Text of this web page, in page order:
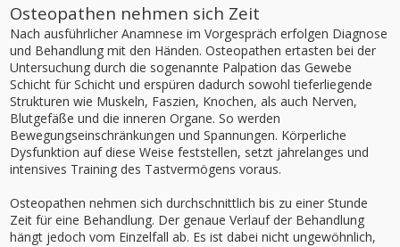
Osteopathen nehmen sich Zeit
Nach ausführlicher Anamnese im Vorgespräch erfolgen Diagnose
und Behandlung mit den Händen. Osteopathen ertasten bei der
Untersuchung durch die sogenannte Palpation das Gewebe
Schicht für Schicht und erspüren dadurch sowohl tieferliegende
Strukturen wie Muskeln, Faszien, Knochen, als auch Nerven,
Blutgefäße und die inneren Organe. So werden
Bewegungseinschränkungen und Spannungen. Körperliche
Dysfunktion auf diese Weise feststellen, setzt jahrelanges und
intensives Training des Tastvermögens voraus.
Osteopathen nehmen sich durchschnittlich bis zu einer Stunde
Zeit für eine Behandlung. Der genaue Verlauf der Behandlung
hängt jedoch vom Einzelfall ab. Es ist dabei nicht ungewöhnlich,